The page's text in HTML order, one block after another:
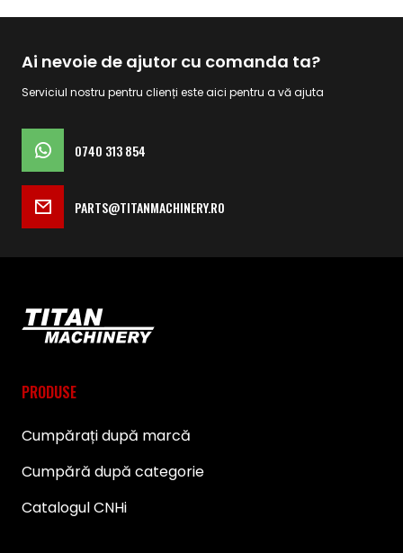
Ai nevoie de ajutor cu comanda ta?
Serviciul nostru pentru clienți este aici pentru a vă ajuta
0740 313 854
PARTS@TITANMACHINERY.RO
PRODUSE
Cumpărați după marcă
Cumpără după categorie
Catalogul CNHi